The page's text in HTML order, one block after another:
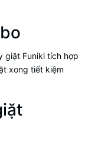
giặt Funiki tích hợp
xong tiết kiệm